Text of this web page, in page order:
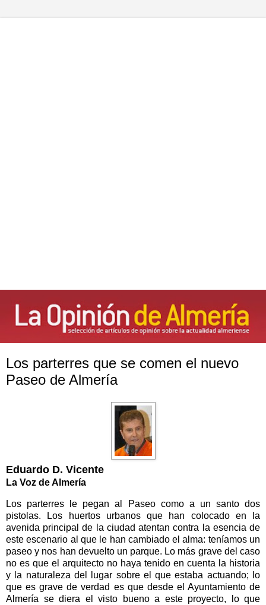
Los parterres que se comen el nuevo
Paseo de Almería
Eduardo D. Vicente
La Voz de Almería
Los parterres le pegan al Paseo como a un santo dos
pistolas. Los huertos urbanos que han colocado en la
avenida principal de la ciudad atentan contra la esencia de
este escenario al que le han cambiado el alma: teníamos un
paseo y nos han devuelto un parque. Lo más grave del caso
no es que el arquitecto no haya tenido en cuenta la historia
y la naturaleza del lugar sobre el que estaba actuando; lo
que es grave de verdad es que desde el Ayuntamiento de
Almería se diera el visto bueno a este proyecto, lo que